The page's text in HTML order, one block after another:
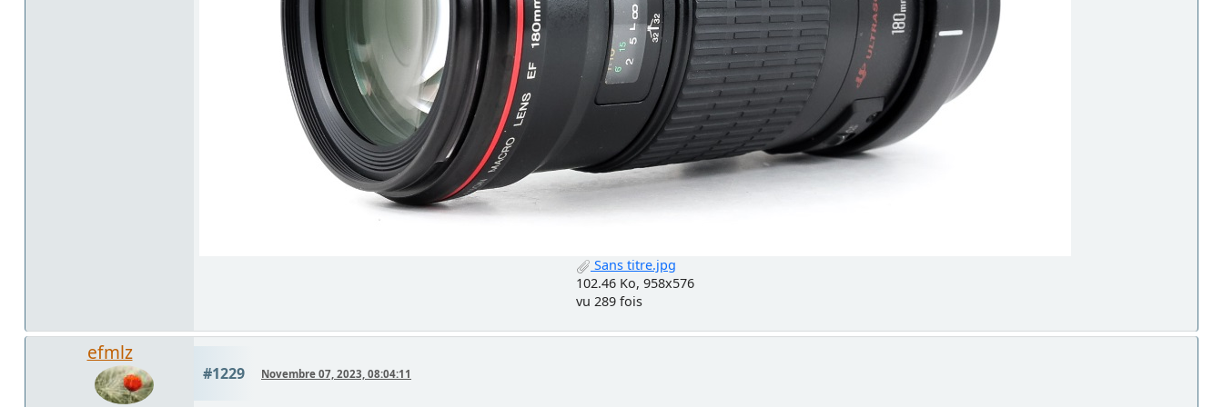
Sans titre.jpg
102.46 Ko, 958x576
vu 289 fois
efmlz
#1229 Novembre 07, 2023, 08:04:11